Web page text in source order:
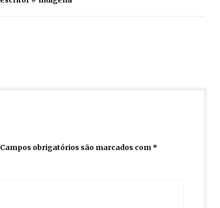
Campos obrigatórios são marcados com *